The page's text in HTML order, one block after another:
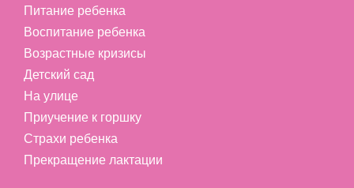
Питание ребенка
Воспитание ребенка
Возрастные кризисы
Детский сад
На улице
Приучение к горшку
Страхи ребенка
Прекращение лактации